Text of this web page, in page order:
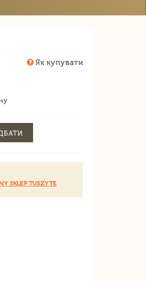
Як купувати
SKLEP TUSZYTE